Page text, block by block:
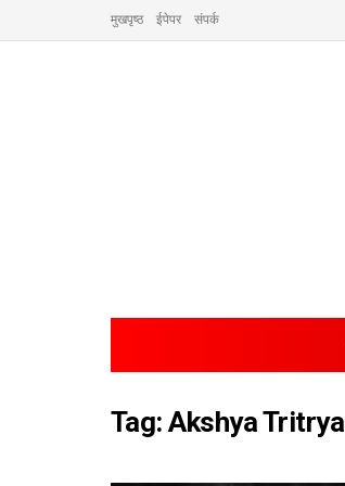
मुखपृष्ठ ईपेपर संपर्क
Tag:Akshya Tritrya